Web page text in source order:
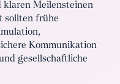
Meilensteinen
sollten frühe
Kommunikation
gesellschaftliche